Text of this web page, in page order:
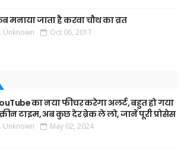
मनाया जाता है करवा चौथ का व्रत
Unknown Oct 06, 2017
का नया फीचर करेगा अलर्ट, बहुत हो गया
टाइम, अब कुछ देर ब्रेक ले लो, जानें पूरी प्रोसेस
Unknown May 02, 2024